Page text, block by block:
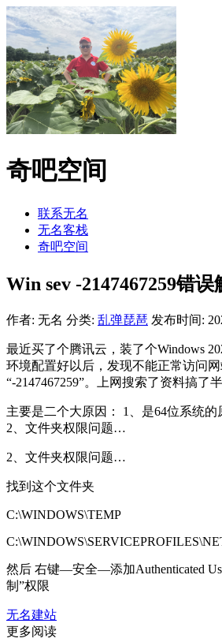
奇吧空间
联系无名
无名客栈
奇吧空间
Win sev -2147467259错
作者: 无名 分类: 乱弹琵琶 发布时间:
最近买了个腾讯云，装了个Windows
环境配置好以后，发现不能正常访问
“-2147467259”。上网搜索了资料搞了
主要是二个大原因： 1、是64位系统的
2、文件夹权限问题…
2、文件夹权限问题…
找到这个文件夹
C:\WINDOWS\TEMP
然后 右键—安全—添加Authenticated
制”权限
无名建站
更多阅读